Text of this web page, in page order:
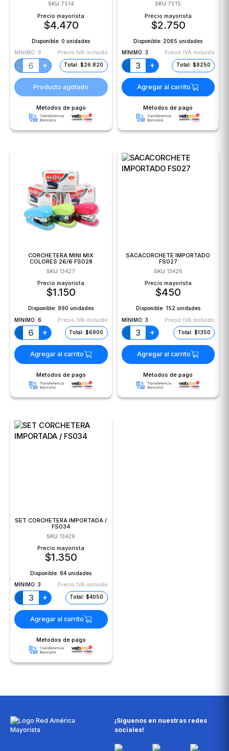
SKU 7514
Precio mayorista
$4.470
Disponible:0 unidades
MÍNIMO: 6 Precio IVA incluido
− + Total: $26.820
Producto agotado
Métodos de pago
SKU 7515
Precio mayorista
$2.750
Disponible: 2065 unidades
MÍNIMO: 3 Precio IVA incluido
− + Total: $8250
Agregar al carrito
Métodos de pago
CORCHETERA MINI MIX
COLORES 26/6 FS028
SKU 13427
Precio mayorista
$1.150
Disponible:990 unidades
MÍNIMO: 6 Precio IVA incluido
− + Total: $6900
Agregar al carrito
Métodos de pago
SACACORCHETE IMPORTADO
FS027
SKU 13426
Precio mayorista
$450
Disponible: 152 unidades
MÍNIMO: 3 Precio IVA incluido
− + Total: $1350
Agregar al carrito
Métodos de pago
SET CORCHETERA IMPORTADA /
FS034
SKU 13429
Precio mayorista
$1.350
Disponible:84 unidades
MÍNIMO: 3 Precio IVA incluido
− + Total: $4050
Agregar al carrito
Métodos de pago
¡Síguenos en nuestras redes
sociales!